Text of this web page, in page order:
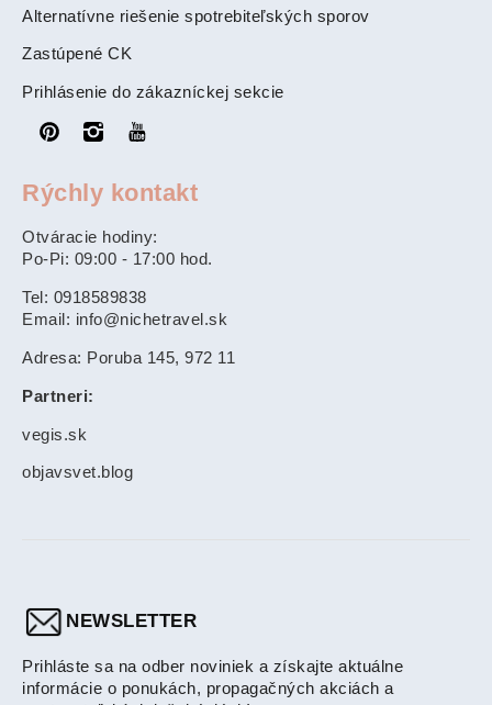
Alternatívne riešenie spotrebiteľských sporov
Zastúpené CK
Prihlásenie do zákazníckej sekcie
Rýchly kontakt
Otváracie hodiny:
Po-Pi: 09:00 - 17:00 hod.
Tel: 0918589838
Email: info@nichetravel.sk
Adresa: Poruba 145, 972 11
Partneri:
vegis.sk
objavsvet.blog
NEWSLETTER
Prihláste sa na odber noviniek a získajte aktuálne
informácie o ponukách, propagačných akciách a